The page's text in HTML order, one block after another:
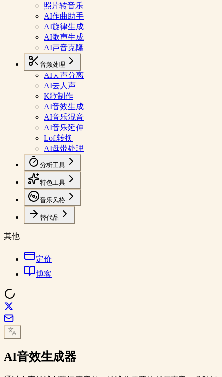
照片转音乐
AI作曲助手
AI旋律生成
AI歌声生成
AI声音克隆
音频处理
AI人声分离
AI去人声
K歌制作
AI音效生成
AI音乐混音
AI音乐延伸
Lofi转换
AI母带处理
分析工具
特色工具
音乐风格
替代品
其他
定价
博客
AI音效生成器